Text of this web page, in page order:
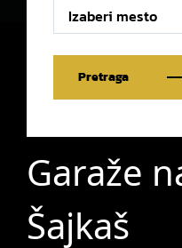
Izaberi mesto
Pretraga
Garaže
Šajkaš